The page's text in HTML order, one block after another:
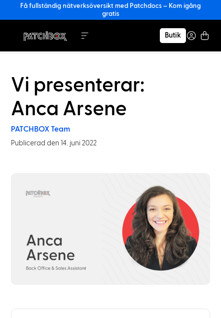
Få fullständig nätverksöversikt med Patchdocs – Kom igång
gratis
Butik
Vi presenterar:
Anca Arsene
PATCHBOX Team
Publicerad den 14. juni 2022